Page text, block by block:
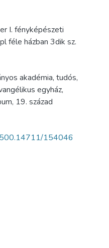
I. fényképészeti
féle házban 3dik sz.
akadémia, tudós,
egyház,
, 19. század
154046